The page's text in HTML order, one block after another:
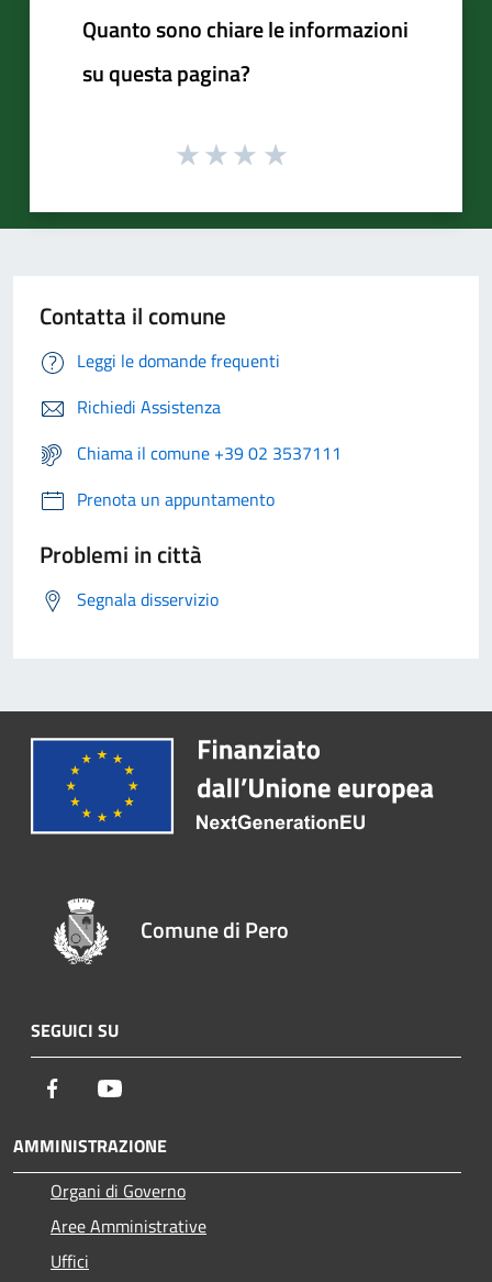
Quanto sono chiare le informazioni
su questa pagina?
Contatta il comune
Leggi le domande frequenti
Richiedi Assistenza
Chiama il comune +39 02 3537111
Prenota un appuntamento
Problemi in città
Segnala disservizio
Comune di Pero
SEGUICI SU
Facebook
AMMINISTRAZIONE
Organi di Governo
Aree Amministrative
Uffici